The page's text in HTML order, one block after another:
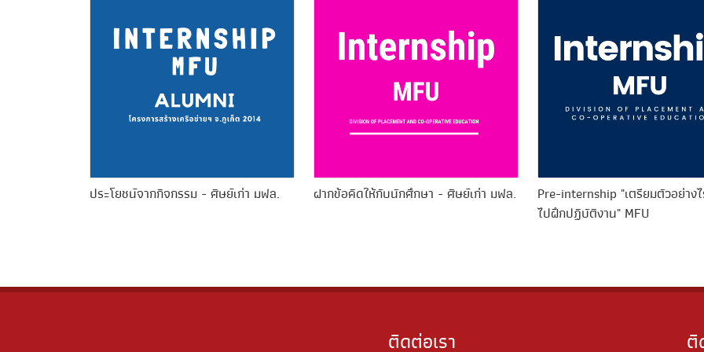
ประโยชน์จากกิจกรรม - ศิษย์เก่า มฟล. ฝากข้อคิดให้กับนักศึกษา - ศิษย์เก่า มฟล.
Pre-internship "เตรียมตัวอย่าง
ไปฝึกปฏิบัติงาน" MFU
ติดต่อเรา ติ